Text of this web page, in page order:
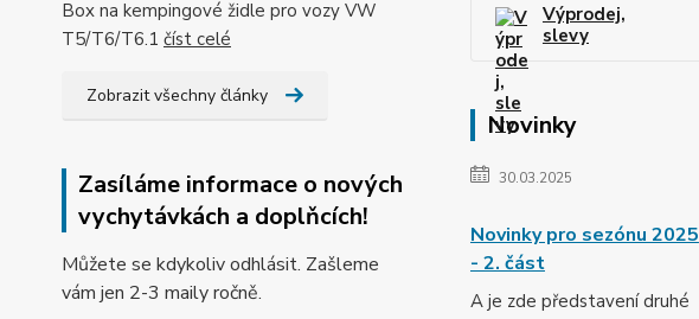
Box na kempingové židle pro vozy VW
T5/T6/T6.1 číst celé
Zobrazit všechny články
Zasíláme informace o nových
vychytávkách a doplňcích!
Můžete se kdykoliv odhlásit. Zašleme
vám jen 2-3 maily ročně.
Výprodej,
slevy
Novinky
30.03.2025
Novinky pro sezónu 2025
- 2. část
A je zde představení druhé